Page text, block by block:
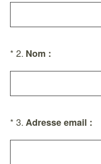
* 2. Nom :
(Obligatoire)
* 3.Adresse email :
(Obligatoire)